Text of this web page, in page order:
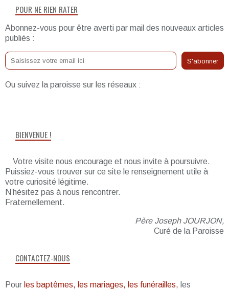
POUR NE RIEN RATER
Abonnez-vous pour être averti par mail des nouveaux articles
publiés :
Ou suivez la paroisse sur les réseaux :
BIENVENUE !
Votre visite nous encourage et nous invite à poursuivre.
Puissiez-vous trouver sur ce site le renseignement utile à
votre curiosité légitime.
N’hésitez pas à nous rencontrer.
Fraternellement.
Père Joseph JOURJON,
Curé de la Paroisse
CONTACTEZ-NOUS
Pour les baptêmes, les mariages, les funérailles, les